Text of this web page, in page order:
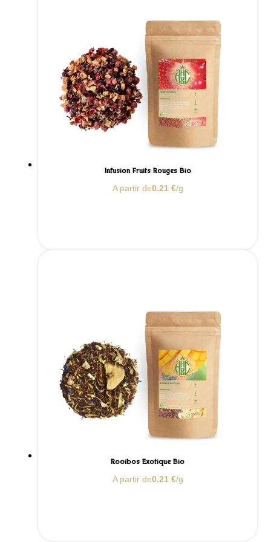
Infusion Fruits Rouges Bio
A partir de0.21 €/g
Rooibos Exotique Bio
A partir de0.21 €/g